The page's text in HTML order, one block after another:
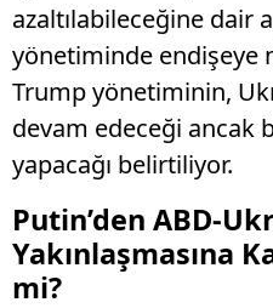
azaltılabileceğine dair
yönetiminde endişeye
Trump yönetiminin,
devam edeceği ancak
yapacağı belirtiliyor.
Putin’den ABD-
Yakınlaşmasına
mi?